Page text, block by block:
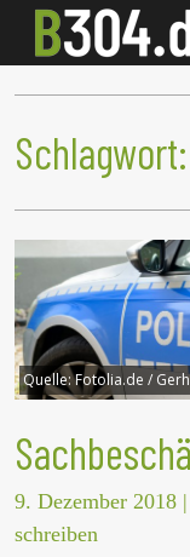
Schlagwort:
Quelle:Fotolia.de /
9. Dezember 2018 |
schreiben